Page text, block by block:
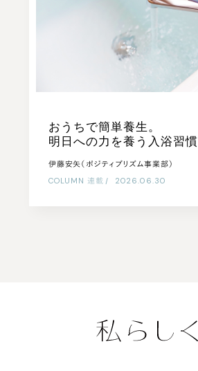
COLUMN 連載 | 2026.06.30
おうちで簡単養生。
明日への力を養う入浴習慣
伊藤安矢（ポジティブリズム事業部）